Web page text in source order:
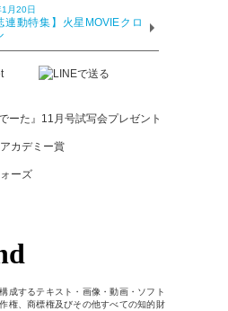
月20日
連動特集】火星MOVIEクロ
成するテキスト・画像・動画・ソフト
権、商標権及びその他すべての知的財